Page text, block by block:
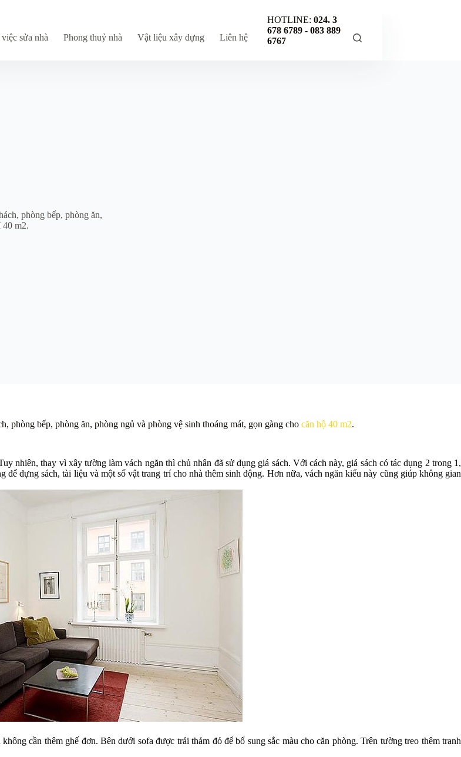
sửa nhà Phong thuỷ nhà Vật liệu xây dựng Liên hệ
HOTLINE:024. 3
678 6789 -083 889
6767
phòng bếp, phòng ăn,
40 m2.
phòng bếp, phòng ăn, phòng ngủ và phòng vệ sinh thoáng mát, gọn gàng cho căn hộ 40 m2.
nhiên, thay vì xây tường làm vách ngăn thì chủ nhân đã sử dụng giá sách. Với cách này, giá sách có tác dụng 2 trong 1,
dựng sách, tài liệu và một số vật trang trí cho nhà thêm sinh động. Hơn nữa, vách ngăn kiểu này cũng giúp không gian
cần thêm ghế đơn. Bên dưới sofa được trải thảm đỏ để bổ sung sắc màu cho căn phòng. Trên tường treo thêm tranh